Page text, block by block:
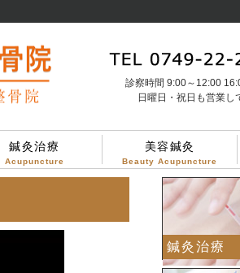
診察時間 9:00～12:00
日曜日・祝日も営業し
鍼灸治療
Acupuncture
美容鍼灸
Beauty Acupuncture
鍼灸治療